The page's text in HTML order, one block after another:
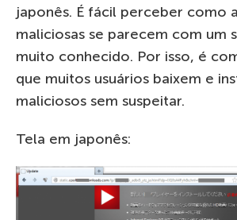
japonês. É fácil perceber como
maliciosas se parecem com um
muito conhecido. Por isso, é
que muitos usuários baixem e
maliciosos sem suspeitar.
Tela em japonês: